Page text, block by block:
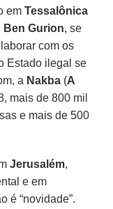
emTessalônica
Ben Gurion, se
com os
Estado ilegal se
a Nakba (A
mais de 800 mil
e mais de 500
Jerusalém,
e em
é “novidade”.